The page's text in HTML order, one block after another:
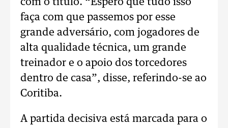
com o título. “Espero que tudo isso
faça com que passemos por esse
grande adversário, com jogadores de
alta qualidade técnica, um grande
treinador e o apoio dos torcedores
dentro de casa”, disse, referindo-se ao
Coritiba.
A partida decisiva está marcada para o